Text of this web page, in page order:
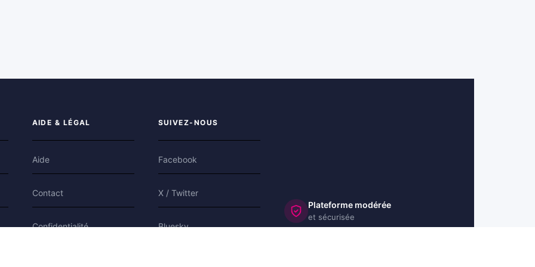
AIDE & LÉGAL
Aide
Contact
Confidentialité
SUIVEZ-NOUS
Facebook
X / Twitter
Bluesky
Plateforme modérée
et sécurisée